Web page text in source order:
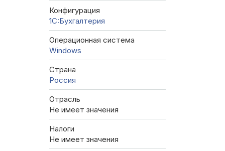
Конфигурация
1C:Бухгалтерия
Операционная система
Windows
Страна
Россия
Отрасль
Не имеет значения
Налоги
Не имеет значения